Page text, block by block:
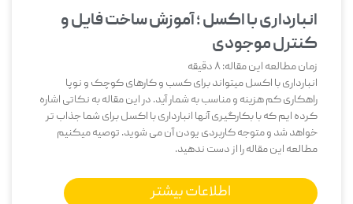
انبارداری با اکسل ؛ آموزش ساخت فایل و
کنترل موجودی
زمان مطالعه این مقاله:8دقیقه
انبارداری با اکسل میتواند برای کسب و کارهای کوچک و نوپا
راهکاری کم هزینه و مناسب به شمار آید. در این مقاله به نکاتی اشاره
کرده ایم که با بکارگیری آنها انبارداری با اکسل برای شما جذاب تر
خواهد شد و متوجه کاربردی یودن آن می شوید. توصیه میکنیم
مطالعه این مقاله را از دست ندهید.
اطلاعات بیشتر